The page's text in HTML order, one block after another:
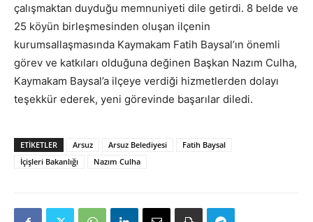
çalışmaktan duyduğu memnuniyeti dile getirdi. 8 belde ve
25 köyün birleşmesinden oluşan ilçenin
kurumsallaşmasında Kaymakam Fatih Baysal’ın önemli
görev ve katkıları olduğuna değinen Başkan Nazım Culha,
Kaymakam Baysal’a ilçeye verdiği hizmetlerden dolayı
teşekkür ederek, yeni görevinde başarılar diledi.
ETIKETLER Arsuz Arsuz Belediyesi
Fatih Baysal
İçişleri Bakanlığı
Nazım Culha